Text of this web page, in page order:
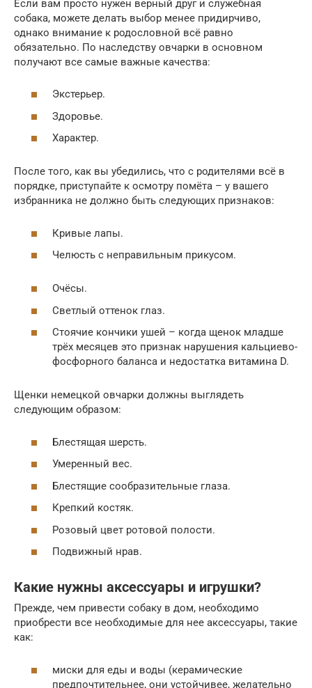
Если вам просто нужен верный друг и служебная
собака, можете делать выбор менее придирчиво,
однако внимание к родословной всё равно
обязательно. По наследству овчарки в основном
получают все самые важные качества:
Экстерьер.
Здоровье.
Характер.
После того, как вы убедились, что с родителями всё в
порядке, приступайте к осмотру помёта – у вашего
избранника не должно быть следующих признаков:
Кривые лапы.
Челюсть с неправильным прикусом.
Очёсы.
Светлый оттенок глаз.
Стоячие кончики ушей – когда щенок младше
трёх месяцев это признак нарушения кальциево-
фосфорного баланса и недостатка витамина D.
Щенки немецкой овчарки должны выглядеть
следующим образом:
Блестящая шерсть.
Умеренный вес.
Блестящие сообразительные глаза.
Крепкий костяк.
Розовый цвет ротовой полости.
Подвижный нрав.
Какие нужны аксессуары и игрушки?
Прежде, чем привести собаку в дом, необходимо
приобрести все необходимые для нее аксессуары, такие
как:
миски для еды и воды (керамические
предпочтительнее, они устойчивее, желательно